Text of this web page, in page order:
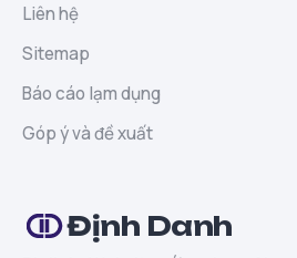
Liên hệ
Sitemap
Báo cáo lạm dụng
Góp ý và đề xuất
Định Danh